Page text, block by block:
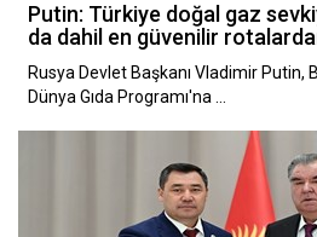
Putin: Türkiye doğal gaz
da dahil en güvenilir
Rusya Devlet Başkanı Vladimir Putin,
Dünya Gıda Programı'na …